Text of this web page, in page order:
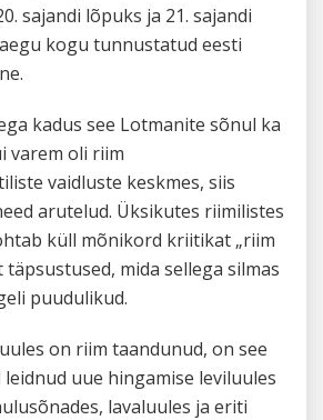
sajandi lõpuks ja 21. sajandi
kogu tunnustatud eesti
kadus see Lotmanite sõnul ka
varem oli riim
vaidluste keskmes, siis
arutelud. Üksikutes riimilistes
küll mõnikord kriitikat „riim
täpsustused, mida sellega silmas
puudulikud.
on riim taandunud, on see
uue hingamise leviluules
lavaluules ja eriti